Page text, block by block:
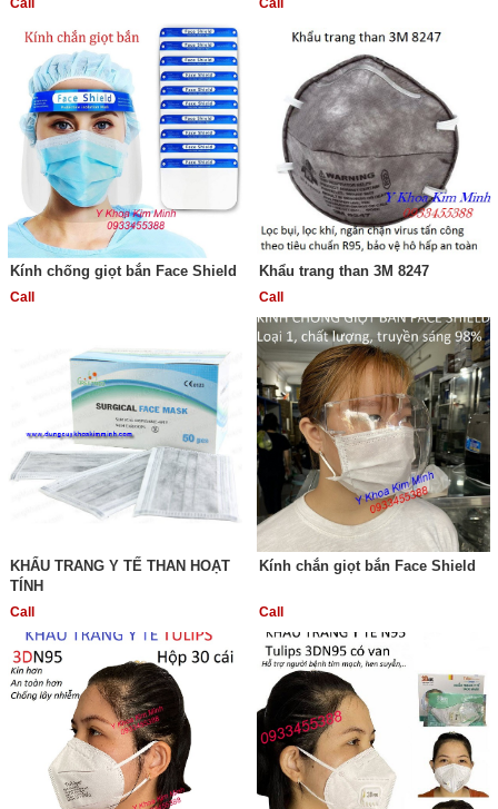
Kính chống giọt bắn Face Shield
Call
Khẩu trang than 3M 8247
Call
KHẨU TRANG Y TẾ THAN HOẠT
TÍNH
Call
Kính chắn giọt bắn Face Shield
Call